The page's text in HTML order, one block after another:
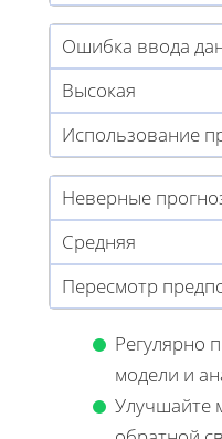
Ошибка ввода
Высокая
Использование
Неверные
Средняя
Пересмотр
Регулярно
модели и
Улучшайте